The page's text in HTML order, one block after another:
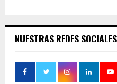
NUESTRAS REDES SOCIALES